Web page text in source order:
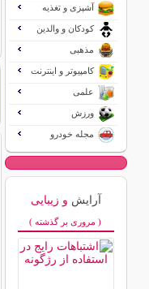
آشپزی و تغذیه
کودکان و والدین
مذهبی
کامپیوتر و اینترنت
علمی
ورزش
مجله خودرو
آرایش و زیبایی
( مروری بر گذشته )